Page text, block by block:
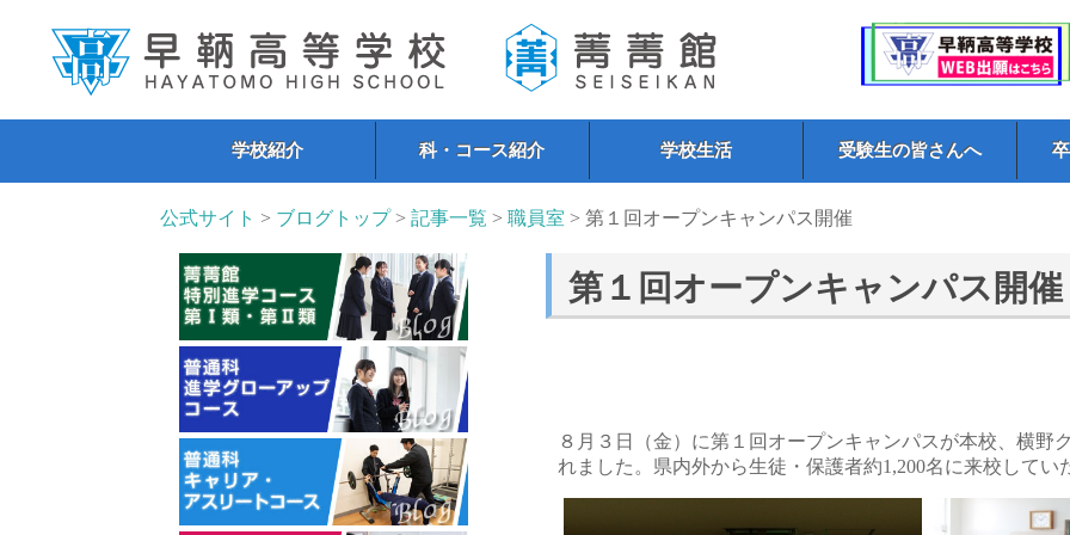
学校紹介 科・コース紹介 学校生活 受験生の皆さんへ
公式サイト > ブログトップ>記事一覧 >職員室 > 第１回オープンキャンパス開催
第１回オープンキャンパス開催
８月３日（金）に第１回オープンキャンパスが本校、横野
れました。県内外から生徒・保護者約1,200名に来校してい